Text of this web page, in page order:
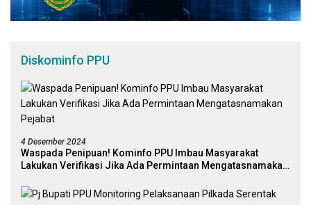
Diskominfo PPU
4 Desember 2024
Waspada Penipuan! Kominfo PPU Imbau Masyarakat
Lakukan Verifikasi Jika Ada Permintaan Mengatasnamakan